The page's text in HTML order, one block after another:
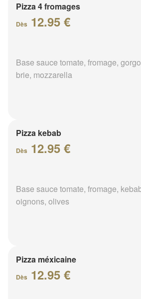
Pizza 4 fromages
Dès 12.95 €
Base sauce tomate, fromage,
brie, mozzarella
Pizza kebab
Dès 12.95 €
Base sauce tomate, fromage,
oignons, olives
Pizza méxicaine
Dès 12.95 €